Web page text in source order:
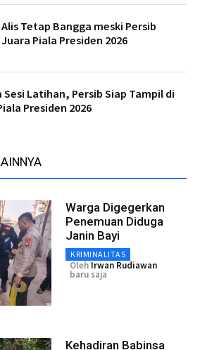
Tetap Bangga meski Persib
Piala Presiden 2026
Sesi Latihan, Persib Siap Tampil di
Presiden 2026
Warga Digegerkan
Penemuan Diduga
Janin Bayi
KRIMINALITAS
Oleh Irwan Rudiawan
baru saja
Kehadiran Babinsa